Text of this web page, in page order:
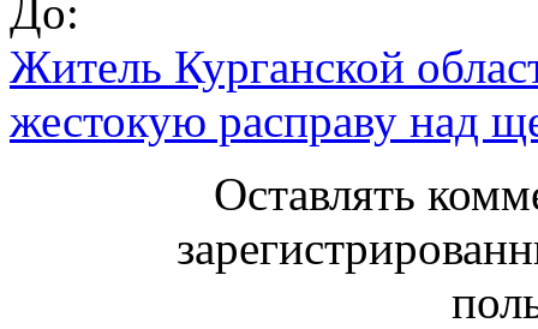
До:
Житель Курганской
жестокую расправу над
Оставлять